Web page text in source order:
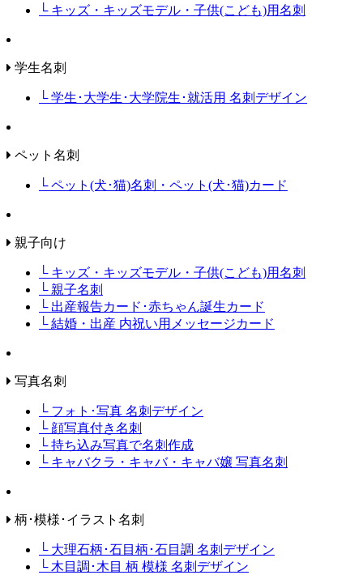
└ キッズ・キッズモデル・子供(こども)用名刺
学生名刺
└ 学生･大学生･大学院生･就活用 名刺デザイン
ペット名刺
└ ペット(犬･猫)名刺・ペット(犬･猫)カード
親子向け
└ キッズ・キッズモデル・子供(こども)用名刺
└ 親子名刺
└ 出産報告カード･赤ちゃん誕生カード
└ 結婚・出産 内祝い用メッセージカード
写真名刺
└ フォト･写真 名刺デザイン
└ 顔写真付き名刺
└ 持ち込み写真で名刺作成
└ キャバクラ・キャバ・キャバ嬢 写真名刺
柄･模様･イラスト名刺
└ 大理石柄･石目柄･石目調 名刺デザイン
└ 木目調･木目 柄 模様 名刺デザイン